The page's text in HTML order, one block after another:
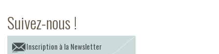
Suivez-nous !
Inscription à la Newsletter